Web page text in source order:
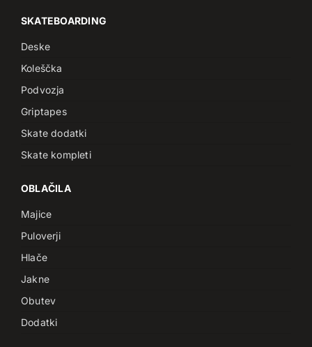
SKATEBOARDING
Deske
Koleščka
Podvozja
Griptapes
Skate dodatki
Skate kompleti
OBLAČILA
Majice
Puloverji
Hlače
Jakne
Obutev
Dodatki